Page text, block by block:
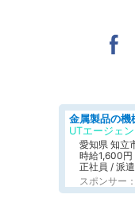
UTエージェ
愛知県 知立
時給1,600円
正社員 / 派
スポンサー